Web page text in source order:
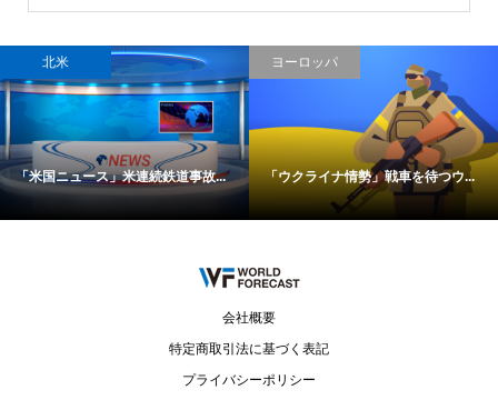
北米
「米国ニュース」米連続鉄道事故...
ヨーロッパ
「ウクライナ情勢」戦車を待つウ...
会社概要
特定商取引法に基づく表記
プライバシーポリシー